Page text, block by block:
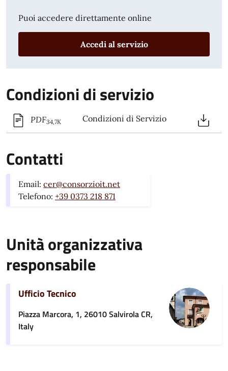
Puoi accedere direttamente online
Accedi al servizio
Condizioni di servizio
PDF34,7K Condizioni di Servizio
Contatti
Email: cer@consorzioit.net
Telefono: +39 0373 218 871
Unità organizzativa
responsabile
Ufficio Tecnico
Piazza Marcora, 1, 26010 Salvirola CR,
Italy